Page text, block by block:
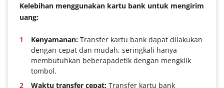
Kelebihan menggunakan kartu bank untuk mengirim
uang:
Kenyamanan: Transfer kartu bank dapat dilakukan
dengan cepat dan mudah, seringkali hanya
membutuhkan beberapadetik dengan mengklik
tombol.
Waktu transfer cepat: Transfer kartu bank